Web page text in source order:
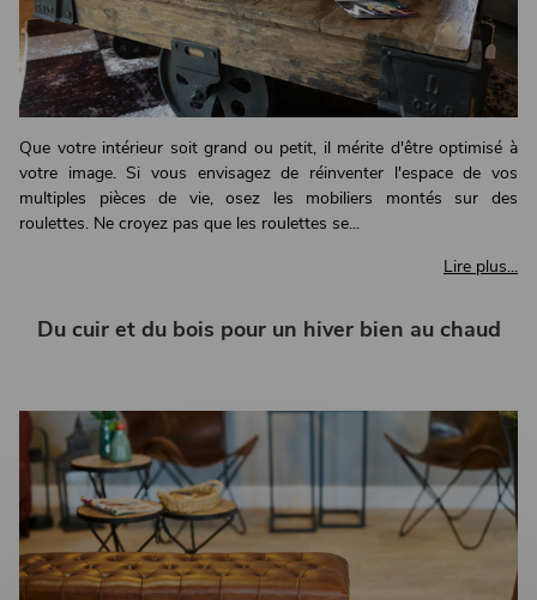
Que votre intérieur soit grand ou petit, il mérite d'être optimisé à
votre image. Si vous envisagez de réinventer l'espace de vos
multiples pièces de vie, osez les mobiliers montés sur des
roulettes. Ne croyez pas que les roulettes se...
Lire plus...
Du cuir et du bois pour un hiver bien au chaud